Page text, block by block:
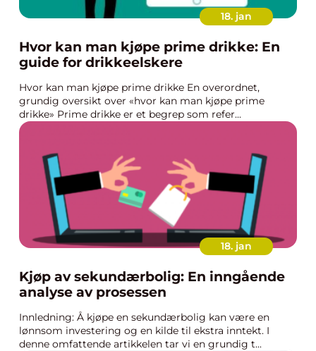
18. jan
Hvor kan man kjøpe prime drikke: En
guide for drikkeelskere
Hvor kan man kjøpe prime drikke En overordnet,
grundig oversikt over «hvor kan man kjøpe prime
drikke» Prime drikke er et begrep som refer...
18. jan
Kjøp av sekundærbolig: En inngående
analyse av prosessen
Innledning: Å kjøpe en sekundærbolig kan være en
lønnsom investering og en kilde til ekstra inntekt. I
denne omfattende artikkelen tar vi en grundig t...